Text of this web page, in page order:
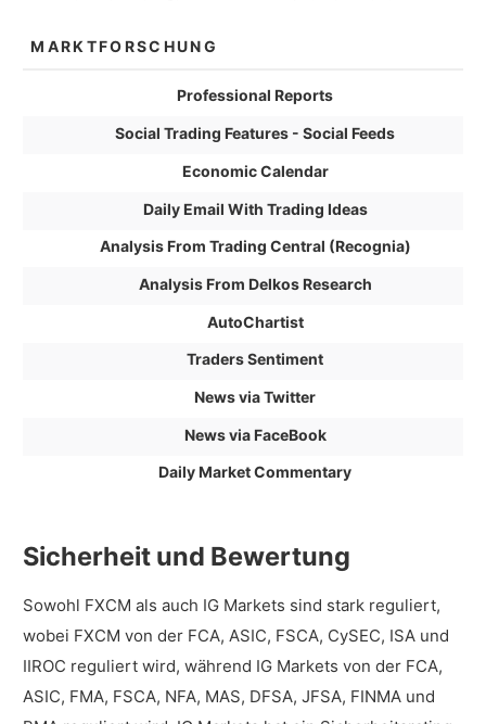
MARKTFORSCHUNG
Professional Reports
Social Trading Features - Social Feeds
Economic Calendar
Daily Email With Trading Ideas
Analysis From Trading Central (Recognia)
Analysis From Delkos Research
AutoChartist
Traders Sentiment
News via Twitter
News via FaceBook
Daily Market Commentary
Sicherheit und Bewertung
Sowohl FXCM als auch IG Markets sind stark reguliert,
wobei FXCM von der FCA, ASIC, FSCA, CySEC, ISA und
IIROC reguliert wird, während IG Markets von der FCA,
ASIC, FMA, FSCA, NFA, MAS, DFSA, JFSA, FINMA und